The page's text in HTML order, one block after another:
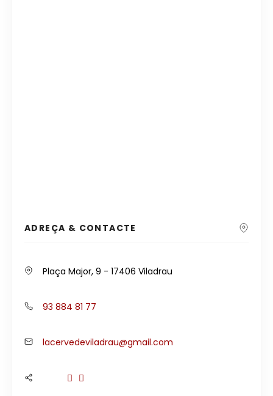
ADREÇA & CONTACTE
Plaça Major, 9 - 17406 Viladrau
93 884 81 77
lacervedeviladrau@gmail.com